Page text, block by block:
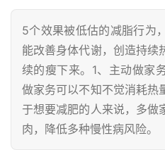
5个效果被低估的减脂行为
能改善身体代谢，创造持续
续的瘦下来。1、主动做家
做家务可以不知不觉消耗热
于想要减肥的人来说，多做
肉，降低多种慢性病风险。